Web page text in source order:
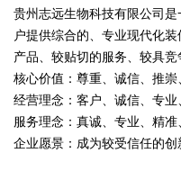
贵州志远生物科技有限公司
户提供综合的、专业现代化
产品、较贴切的服务、较具竞
核心价值：尊重、诚信、推
经营理念：客户、诚信、专业
服务理念：真诚、专业、精
企业愿景：成为较受信任的